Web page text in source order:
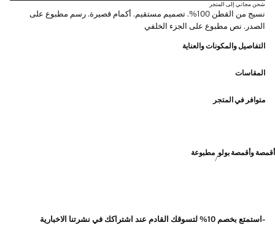
شحن مجاني إلى المتجر
نسيج من القطن 100%. تصميم مستقيم. أكمام قصيرة. رسم مطبوع على
الصدر. نص مطبوع على الجزء الخلفي
التفاصيل والمكونات والعناية
المقاسات
متوافر في المتجر
أقمصة وأقمصة بولو مطبوعة
-استمتع بخصم 10% لتسوقك القادم عند اشتراكك في نشرتنا الاخبارية